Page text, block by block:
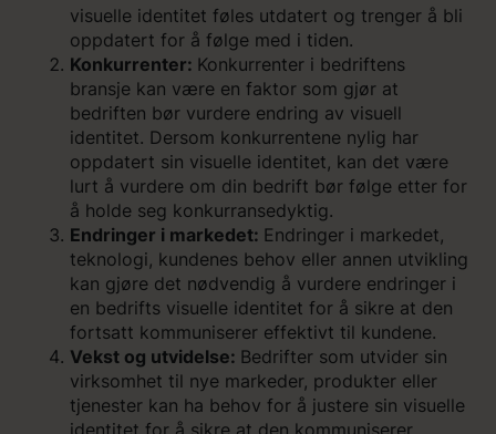
visuelle identitet føles utdatert og trenger å bli
oppdatert for å følge med i tiden.
Konkurrenter: Konkurrenter i bedriftens
bransje kan være en faktor som gjør at
bedriften bør vurdere endring av visuell
identitet. Dersom konkurrentene nylig har
oppdatert sin visuelle identitet, kan det være
lurt å vurdere om din bedrift bør følge etter for
å holde seg konkurransedyktig.
Endringer i markedet: Endringer i markedet,
teknologi, kundenes behov eller annen utvikling
kan gjøre det nødvendig å vurdere endringer i
en bedrifts visuelle identitet for å sikre at den
fortsatt kommuniserer effektivt til kundene.
Vekst og utvidelse: Bedrifter som utvider sin
virksomhet til nye markeder, produkter eller
tjenester kan ha behov for å justere sin visuelle
identitet for å sikre at den kommuniserer